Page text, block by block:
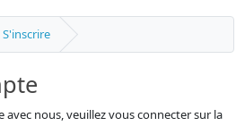
S'inscrire
avec nous, veuillez vous connecter sur la